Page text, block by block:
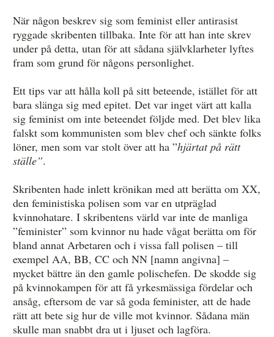
När någon beskrev sig som feminist eller antirasist
ryggade skribenten tillbaka. Inte för att han inte skrev
under på detta, utan för att sådana självklarheter lyftes
fram som grund för någons personlighet.
Ett tips var att hålla koll på sitt beteende, istället för att
bara slänga sig med epitet. Det var inget värt att kalla
sig feminist om inte beteendet följde med. Det blev lika
falskt som kommunisten som blev chef och sänkte folks
löner, men som var stolt över att ha ”hjärtat på rätt
ställe”.
Skribenten hade inlett krönikan med att berätta om XX,
den feministiska polisen som var en utpräglad
kvinnohatare. I skribentens värld var inte de manliga
”feminister” som kvinnor nu hade vågat berätta om för
bland annat Arbetaren och i vissa fall polisen – till
exempel AA, BB, CC och NN [namn angivna] –
mycket bättre än den gamle polischefen. De skodde sig
på kvinnokampen för att få yrkesmässiga fördelar och
ansåg, eftersom de var så goda feminister, att de hade
rätt att bete sig hur de ville mot kvinnor. Sådana män
skulle man snabbt dra ut i ljuset och lagföra.